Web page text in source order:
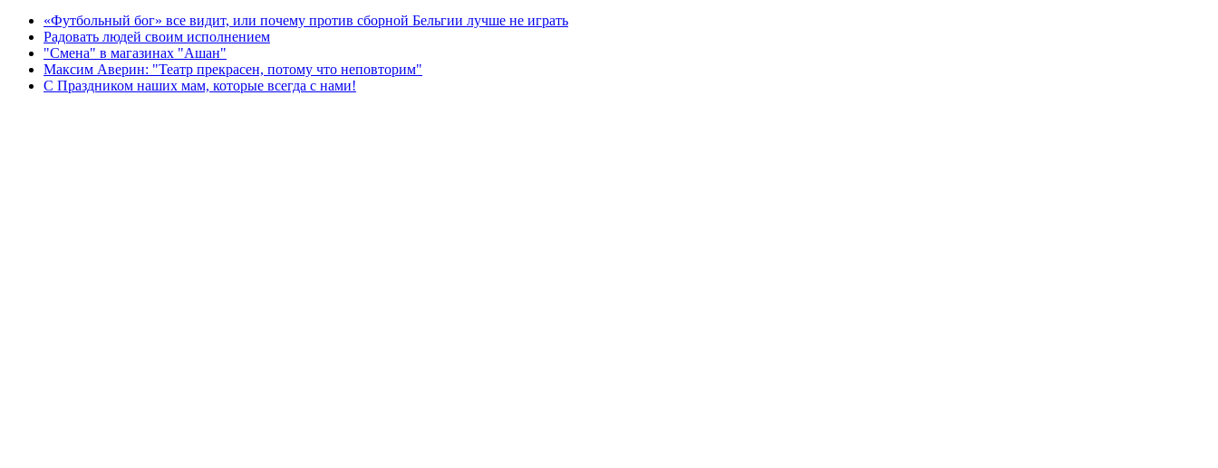
«Футбольный бог» все видит, или почему против сборной Бельгии лучше не играть
Радовать людей своим исполнением
"Смена" в магазинах "Ашан"
Максим Аверин: "Театр прекрасен, потому что неповторим"
С Праздником наших мам, которые всегда с нами!